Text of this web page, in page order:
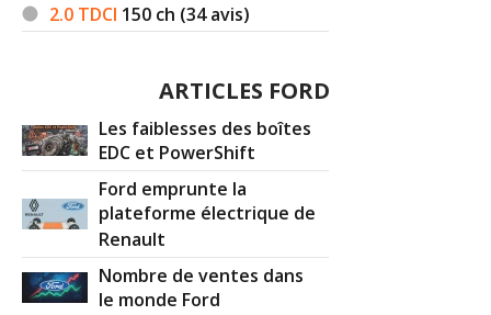
2.0 TDCI 150 ch (34 avis)
ARTICLES FORD
Les faiblesses des boîtes
EDC et PowerShift
Ford emprunte la
plateforme électrique de
Renault
Nombre de ventes dans
le monde Ford